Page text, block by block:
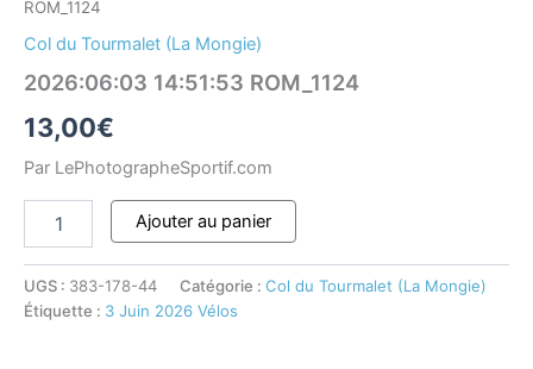
ROM_1124
Col du Tourmalet (La Mongie)
2026:06:03 14:51:53 ROM_1124
13,00€
Par LePhotographeSportif.com
Ajouter au panier
UGS : 383-178-44 Catégorie : Col du Tourmalet (La Mongie)
Étiquette : 3 Juin 2026 Vélos